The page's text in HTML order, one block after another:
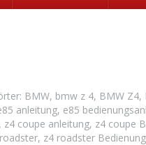
BMW, bmw z 4, BMW Z4,
anleitung, e85
, z4 coupe anleitung, z4 coupe
, z4 roadster